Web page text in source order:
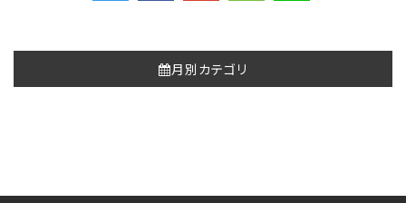
月別カテゴリ